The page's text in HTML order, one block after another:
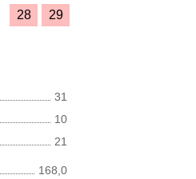
28
29
31
10
21
168,0